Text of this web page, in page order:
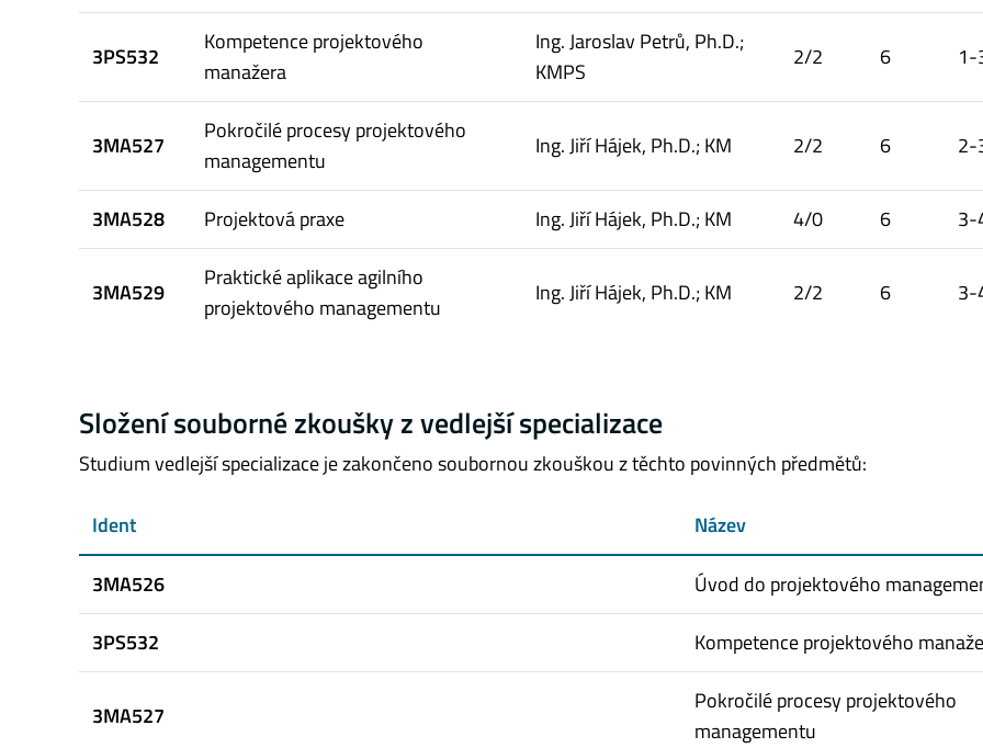
3PS532
Kompetence projektového
manažera
Ing. Jaroslav Petrů, Ph.D.;
KMPS
2/2 6 1-
3MA527
Pokročilé procesy projektového
managementu
Ing. Jiří Hájek, Ph.D.; KM 2/2 6 2-
3MA528 Projektová praxe Ing. Jiří Hájek, Ph.D.; KM 4/0 6 3-
3MA529
Praktické aplikace agilního
projektového managementu
Ing. Jiří Hájek, Ph.D.; KM 2/2 6 3-
Složení souborné zkoušky z vedlejší specializace
Studium vedlejší specializace je zakončeno soubornou zkouškou z těchto povinných předmětů:
Ident
Název
3MA526
Úvod do projektového
3PS532
Kompetence projektového
3MA527
Pokročilé procesy projektového
managementu